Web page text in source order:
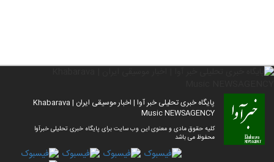
پایگاه خبری تحلیلی خبر آوا | اخبار موسیقی ایران | Khabarava
Music NEWSAGENCY
کلیه حقوق مادی و معنوی این وب سایت برای پایگاه خبری تحلیلی خبرآوا
محفوظ می باشد